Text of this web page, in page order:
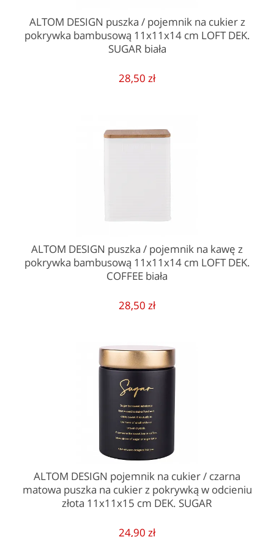
ALTOM DESIGN puszka / pojemnik na cukier z
pokrywka bambusową 11x11x14 cm LOFT DEK.
SUGAR biała
28,50 zł
ALTOM DESIGN puszka / pojemnik na kawę z
pokrywka bambusową 11x11x14 cm LOFT DEK.
COFFEE biała
28,50 zł
ALTOM DESIGN pojemnik na cukier / czarna
matowa puszka na cukier z pokrywką w odcieniu
złota 11x11x15 cm DEK. SUGAR
24,90 zł